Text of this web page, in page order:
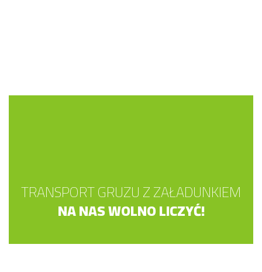
TRANSPORT GRUZU Z ZAŁADUNKIEM
NA NAS WOLNO LICZYĆ!